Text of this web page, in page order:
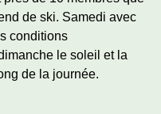
de ski. Samedi avec
conditions
le soleil et la
de la journée.